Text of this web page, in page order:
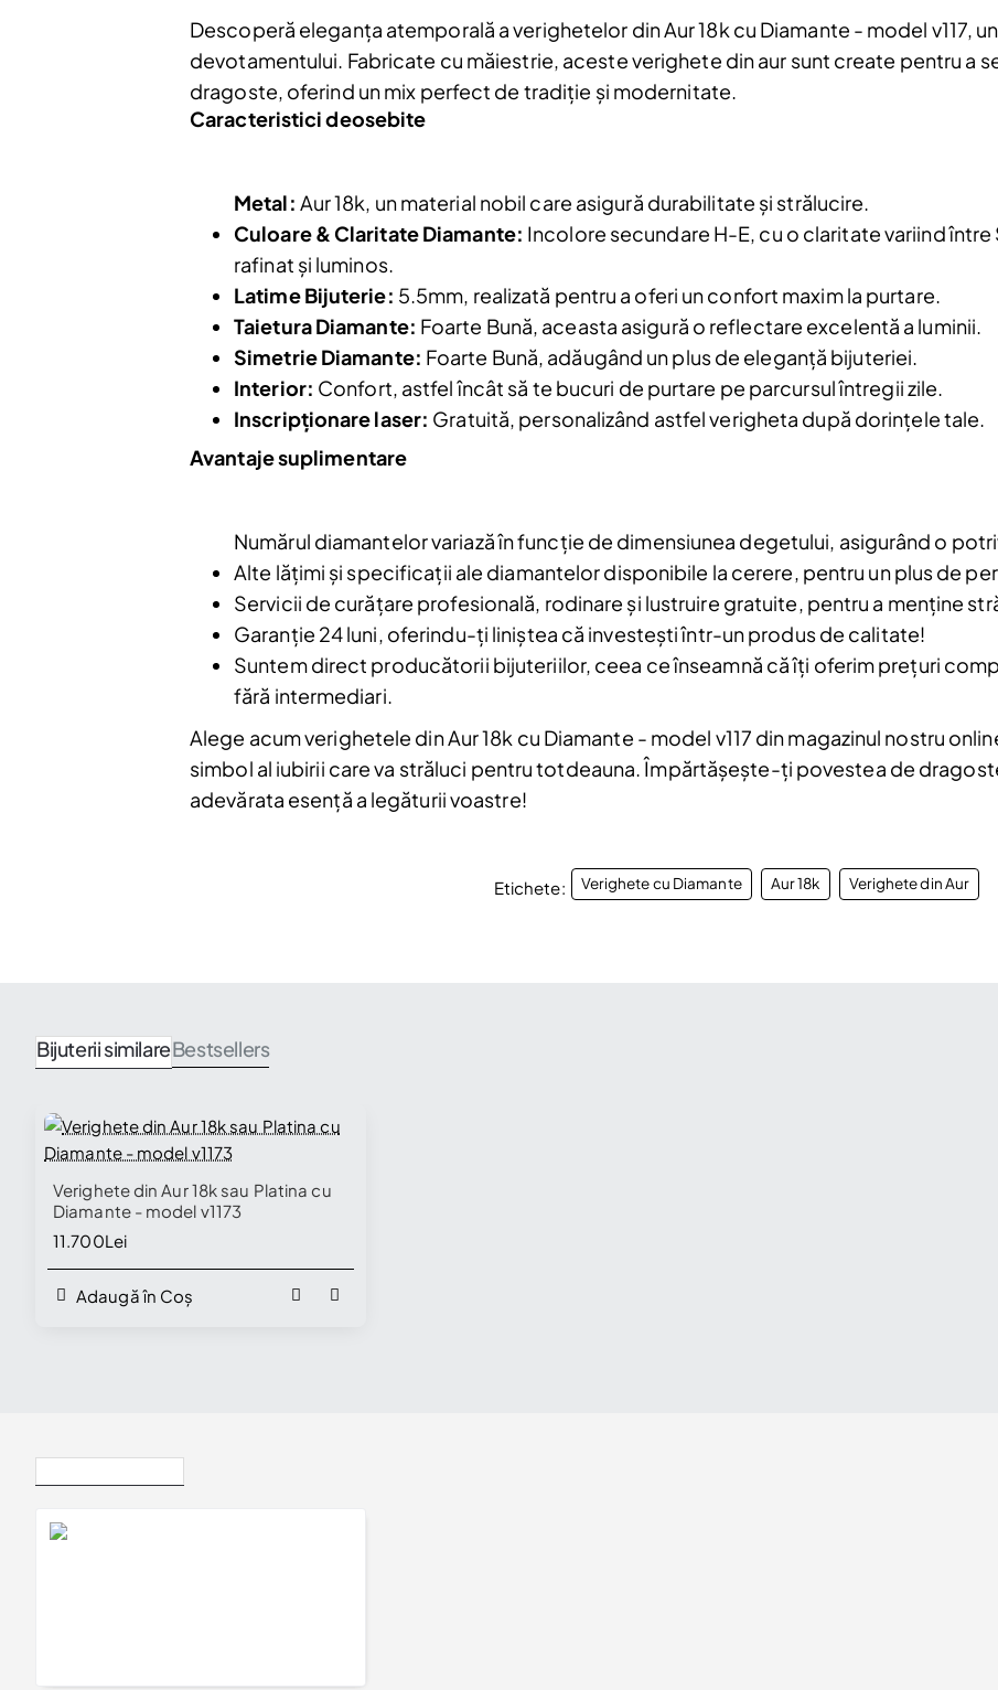
Reduceri și noutăți doar pentru
confidentialitate
Nu mai afișa.
Descoperă eleganța atemporală a verighetelor din Aur 18k cu Diamante - model v117,
devotamentului. Fabricate cu măiestrie, aceste verighete din aur sunt create pentru a
dragoste, oferind un mix perfect de tradiție și modernitate.
Caracteristici deosebite
Metal: Aur 18k, un material nobil care asigură durabilitate și strălucire.
Culoare & Claritate Diamante: Incolore secundare H-E, cu o claritate variind între
rafinat și luminos.
Latime Bijuterie: 5.5mm, realizată pentru a oferi un confort maxim la purtare.
Taietura Diamante: Foarte Bună, aceasta asigură o reflectare excelentă a luminii.
Simetrie Diamante: Foarte Bună, adăugând un plus de eleganță bijuteriei.
Interior: Confort, astfel încât să te bucuri de purtare pe parcursul întregii zile.
Inscripționare laser: Gratuită, personalizând astfel verigheta după dorințele tale.
Avantaje suplimentare
Numărul diamantelor variază în funcție de dimensiunea degetului, asigurând o
Alte lățimi și specificații ale diamantelor disponibile la cerere, pentru un plus de
Servicii de curățare profesională, rodinare și lustruire gratuite, pentru a menține
Garanție 24 luni, oferindu-ți liniștea că investești într-un produs de calitate!
Suntem direct producătorii bijuteriilor, ceea ce înseamnă că îți oferim prețuri
fără intermediari.
Alege acum verighetele din Aur 18k cu Diamante - model v117 din magazinul nostru
simbol al iubirii care va străluci pentru totdeauna. Împărtășește-ți povestea de
adevărata esență a legăturii voastre!
Etichete: Verighete cu Diamante Aur 18k Verighete din Aur
Bijuterii similareBestsellers
Verighete din Aur 18k sau Platina cu
Diamante - model v1173
11.700Lei
Adaugă în Coș